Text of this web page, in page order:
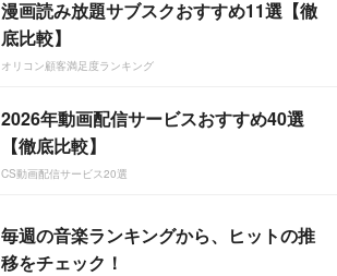
漫画読み放題サブスクおすすめ11選【徹
底比較】
オリコン顧客満足度ランキング
2026年動画配信サービスおすすめ40選
【徹底比較】
CS動画配信サービス20選
毎週の音楽ランキングから、ヒットの推
移をチェック！